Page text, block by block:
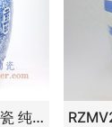
RYWM06_景德镇陶瓷 纯手工青花铜钱六方蝴蝶喜字蓝底白花瓷凳凉墩凳子